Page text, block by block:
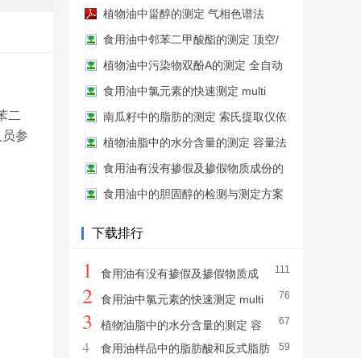
二
参
的测定 气相色谱法 GC-4200气相色
谱仪
植物油中甾醇的测定 气相色谱法
GC-4200气相色谱仪
食用油中邻苯二甲酸酯的测定 顶空/
气相色谱-质谱法 GC-MS3250气质联
用仪
植物油中污染物双酚A的测定 全自动
凝胶净化系统-液相色谱
食用油中氯元素的快速测定 multi
EA5100元素分析仪配置氯模块
南瓜籽中的脂肪的测定 索氏提取仪依
据GB 5009.6-2016
植物油脂中的水分含量的测定 容量法
T930全自动水分滴定仪
食用油有没有掺假及掺假物质成份的
测定 拉曼光谱法
食用油中的胆固醇的检测与测定方案
下载排行
111
1
食用油有没有掺假及掺假物质成
份的测定 拉曼光谱法
76
2
食用油中氯元素的快速测定 multi
EA5100元素分析仪配置氯模块
67
3
植物油脂中的水分含量的测定 容
量法 T930全自动水分滴定仪
59
4
食用油样品中的脂肪酸和反式脂肪